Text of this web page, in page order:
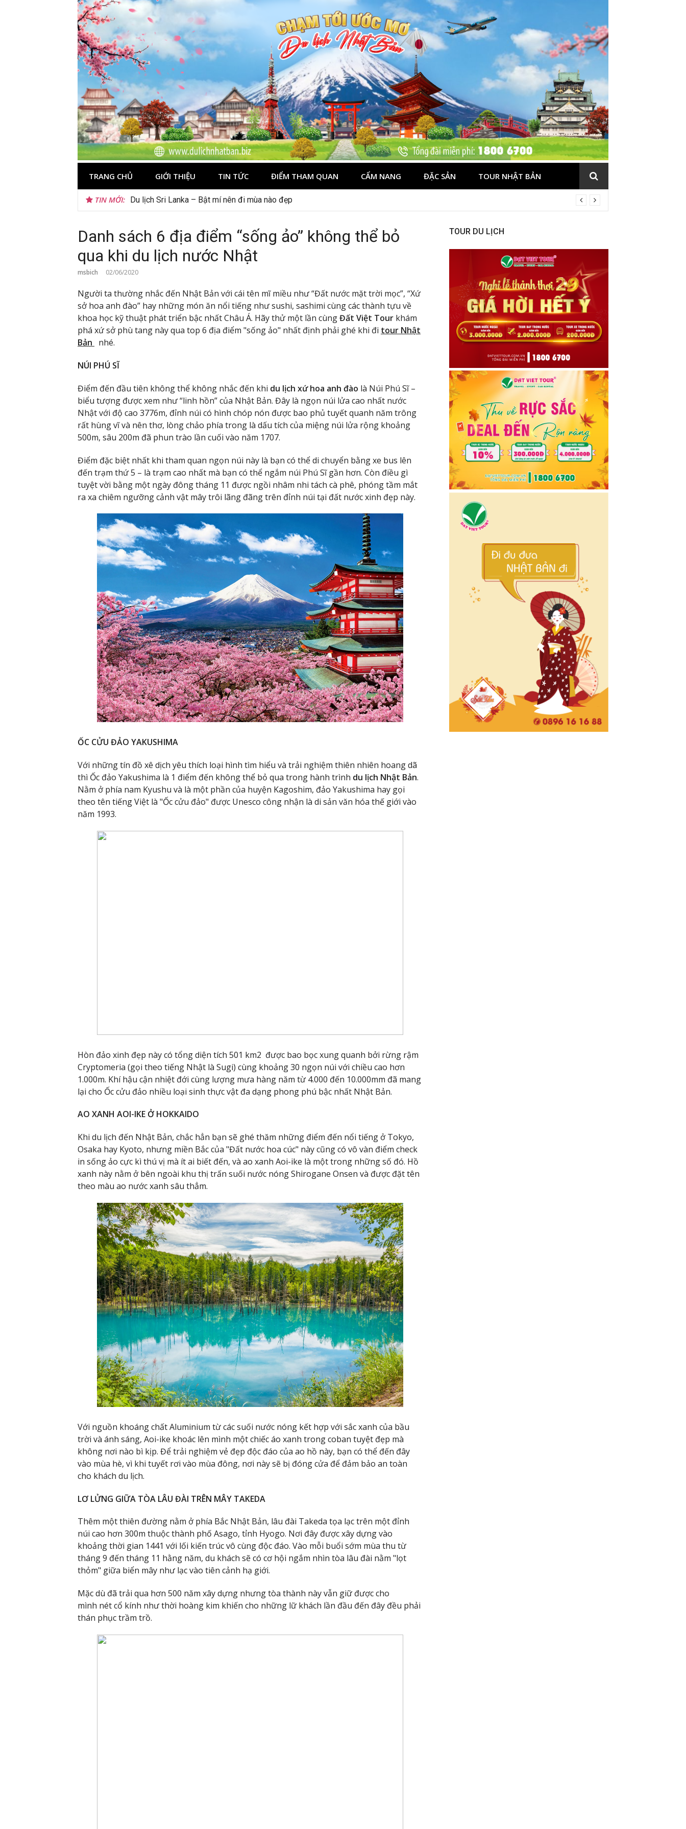
TRANG CHỦ GIỚI THIỆU TIN TỨC ĐIỂM THAM QUAN CẨM NANG ĐẶC SẢN TOUR NHẬT BẢN
TIN MỚI: Du lịch Sri Lanka – Bật mí nên đi mùa nào đẹp
Danh sách 6 địa điểm “sống ảo” không thể bỏ
qua khi du lịch nước Nhật
msbich 02/06/2020
Người ta thường nhắc đến Nhật Bản với cái tên mĩ miều như “Đất nước mặt trời mọc”, “Xứ
sở hoa anh đào” hay những món ăn nổi tiếng như sushi, sashimi cùng các thành tựu về
khoa học kỹ thuật phát triển bậc nhất Châu Á. Hãy thử một lần cùngĐất Việt Tour khám
phá xứ sở phù tang này qua top 6 địa điểm "sống ảo" nhất định phải ghé khi đi tour Nhật
Bản
nhé.
NÚI PHÚ SĨ
Điểm đến đầu tiên không thể không nhắc đến khi du lịch xứ hoa anh đào là Núi Phú Sĩ –
biểu tượng được xem như “linh hồn” của Nhật Bản. Đây là ngọn núi lửa cao nhất nước
Nhật với độ cao 3776m, đỉnh núi có hình chóp nón được bao phủ tuyết quanh năm trông
rất hùng vĩ và nên thơ, lòng chảo phía trong là dấu tích của miệng núi lửa rộng khoảng
500m, sâu 200m đã phun trào lần cuối vào năm 1707.
Điểm đặc biệt nhất khi tham quan ngọn núi này là bạn có thể di chuyển bằng xe bus lên
đến trạm thứ 5 – là trạm cao nhất mà bạn có thể ngắm núi Phú Sĩ gần hơn. Còn điều gì
tuyệt vời bằng một ngày đông tháng 11 được ngồi nhâm nhi tách cà phê, phóng tầm mắt
ra xa chiêm ngưỡng cảnh vật mây trôi lãng đãng trên đỉnh núi tại đất nước xinh đẹp này.
ỐC CỬU ĐẢO YAKUSHIMA
Với những tín đồ xê dịch yêu thích loại hình tìm hiểu và trải nghiệm thiên nhiên hoang dã
thì Ốc đảo Yakushima là 1 điểm đến không thể bỏ qua trong hành trình du lịch Nhật Bản.
Nằm ở phía nam Kyushu và là một phần của huyện Kagoshim, đảo Yakushima hay gọi
theo tên tiếng Việt là "Ốc cửu đảo" được Unesco công nhận là di sản văn hóa thế giới vào
năm 1993.
Hòn đảo xinh đẹp này có tổng diện tích 501 km2 được bao bọc xung quanh bởi rừng rậm
Cryptomeria (gọi theo tiếng Nhật là Sugi) cùng khoảng 30 ngọn núi với chiều cao hơn
1.000m. Khí hậu cận nhiệt đới cùng lượng mưa hàng năm từ 4.000 đến 10.000mm đã mang
lại cho Ốc cửu đảo nhiều loại sinh thực vật đa dạng phong phú bậc nhất Nhật Bản.
AO XANH AOI-IKE Ở HOKKAIDO
Khi du lịch đến Nhật Bản, chắc hẳn bạn sẽ ghé thăm những điểm đến nổi tiếng ở Tokyo,
Osaka hay Kyoto, nhưng miền Bắc của "Đất nước hoa cúc" này cũng có vô vàn điểm check
in sống ảo cực kì thú vị mà ít ai biết đến, và ao xanh Aoi-ike là một trong những số đó. Hồ
xanh này nằm ở bên ngoài khu thị trấn suối nước nóng Shirogane Onsen và được đặt tên
theo màu ao nước xanh sâu thẳm.
Với nguồn khoáng chất Aluminium từ các suối nước nóng kết hợp với sắc xanh của bầu
trời và ánh sáng, Aoi-ike khoác lên mình một chiếc áo xanh trong coban tuyệt đẹp mà
không nơi nào bì kịp. Để trải nghiệm vẻ đẹp độc đáo của ao hồ này, bạn có thể đến đây
vào mùa hè, vì khi tuyết rơi vào mùa đông, nơi này sẽ bị đóng cửa để đảm bảo an toàn
cho khách du lịch.
LƠ LỬNG GIỮA TÒA LÂU ĐÀI TRÊN MÂY TAKEDA
Thêm một thiên đường nằm ở phía Bắc Nhật Bản, lâu đài Takeda tọa lạc trên một đỉnh
núi cao hơn 300m thuộc thành phố Asago, tỉnh Hyogo. Nơi đây được xây dựng vào
khoảng thời gian 1441 với lối kiến trúc vô cùng độc đáo. Vào mỗi buổi sớm mùa thu từ
tháng 9 đến tháng 11 hằng năm, du khách sẽ có cơ hội ngắm nhìn tòa lâu đài nằm "lọt
thỏm" giữa biển mây như lạc vào tiên cảnh hạ giới.
Mặc dù đã trải qua hơn 500 năm xây dựng nhưng tòa thành này vẫn giữ được cho
mình nét cổ kính như thời hoàng kim khiến cho những lữ khách lần đầu đến đây đều phải
thán phục trầm trồ.
TOUR DU LỊCH